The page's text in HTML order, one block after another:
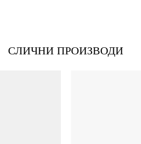
СЛИЧНИ ПРОИЗВОДИ